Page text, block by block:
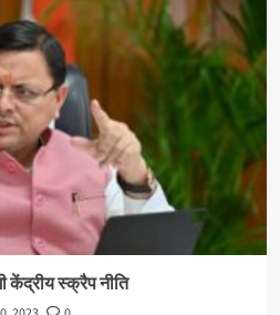
केंद्रीय स्क्रैप नीति